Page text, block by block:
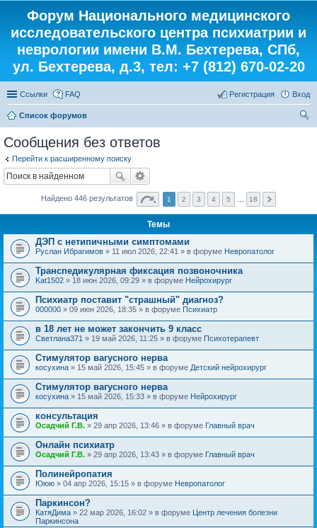
Форум Национального медицинского
исследовательского центра психиатрии и
неврологии имени В.М. Бехтерева, СПб,
ул. Бехтерева, д.3, тел: +7 (812) 670-02-20
Ссылки FAQ Вход
Регистрация
Список форумов
Сообщения без ответов
Перейти к расширенному поиску
Найдено 446 результатов 1 2 3 4 5 18
Темы
ДЭП с нетипичными симптомами
Руслан Ибрагимов » 11 июл 2026, 22:41 » в форуме Невропатолог
Транспедикулярная фиксация позвоночника
Kat1502 » 18 июн 2026, 09:29 » в форуме Нейрохирург
Психиатр поставит "страшный" диагноз?
000000 » 09 июн 2026, 18:35 » в форуме Психиатр
в 18 лет не может закончить 9 класс
Светлана371 » 19 май 2026, 11:25 » в форуме Психотерапевт
Стимулятор вагусного нерва
косухина » 15 май 2026, 15:45 » в форуме Детский нейрохирург
Стимулятор вагусного нерва
косухина » 15 май 2026, 15:33 » в форуме Нейрохирург
консультация
Осадчий Г.В. » 29 апр 2026, 13:46 » в форуме Главный врач
Онлайн психиатр
Осадчий Г.В. » 29 апр 2026, 13:43 » в форуме Главный врач
Полинейропатия
Ююю » 04 апр 2026, 15:15 » в форуме Невропатолог
Паркинсон?
КатяДима » 22 мар 2026, 16:02 » в форуме Центр лечения болезни
Паркинсона